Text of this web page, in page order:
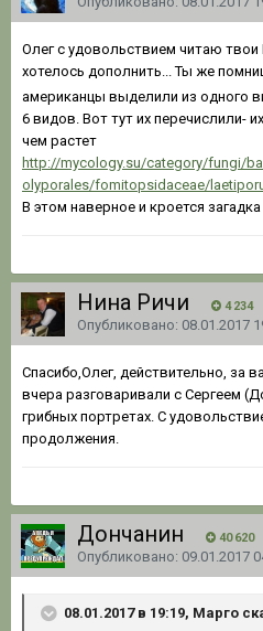
Олег с удовольствием читаю
хотелось дополнить... Ты же
американцы выделили из одного
6 видов. Вот тут их перечислили-
чем растет
http://mycology.su/category/fungi/
olyporales/fomitopsidaceae/
В этом наверное и кроется
Нина Ричи 4 234
Опубликовано: 08.01.2017
Спасибо,Олег, действительно, за
вчера разговаривали с Сергеем
грибных портретах. С
продолжения.
Дончанин 40 620
Опубликовано: 09.01.2017
08.01.2017 в 19:19, Марго